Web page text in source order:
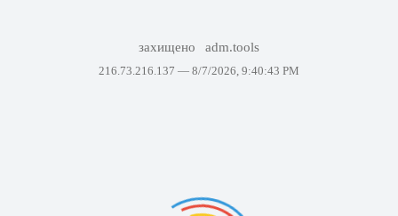
захищено adm.tools
216.73.216.137 — 8/7/2026, 9:40:43 PM